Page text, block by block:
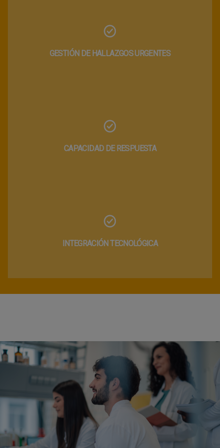
GESTIÓN DE HALLAZGOS URGENTES
CAPACIDAD DE RESPUESTA
INTEGRACIÓN TECNOLÓGICA